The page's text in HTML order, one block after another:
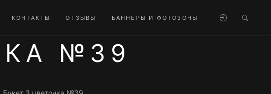
КОНТАКТЫ ОТЗЫВЫ БАННЕРЫ И ФОТОЗОНЫ
№39